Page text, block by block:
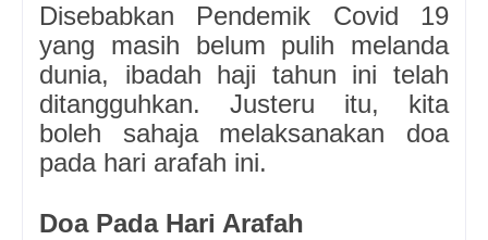
Disebabkan Pendemik Covid 19
yang masih belum pulih melanda
dunia, ibadah haji tahun ini telah
ditangguhkan. Justeru itu, kita
boleh sahaja melaksanakan doa
pada hari arafah ini.
Doa Pada Hari Arafah